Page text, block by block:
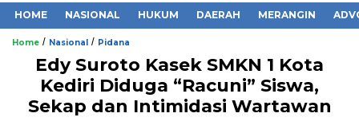
HOME NASIONAL HUKUM DAERAH MERANGIN
Home / Nasional / Pidana
Edy Suroto Kasek SMKN 1 Kota
Kediri Diduga “Racuni” Siswa,
Sekap dan Intimidasi Wartawan